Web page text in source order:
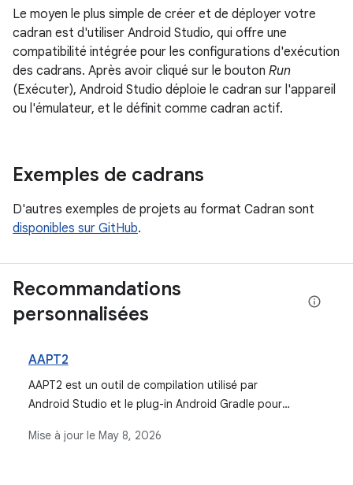
Le moyen le plus simple de créer et de déployer votre
cadran est d'utiliser Android Studio, qui offre une
compatibilité intégrée pour les configurations d'exécution
des cadrans. Après avoir cliqué sur le bouton Run
(Exécuter), Android Studio déploie le cadran sur l'appareil
ou l'émulateur, et le définit comme cadran actif.
Exemples de cadrans
D'autres exemples de projets au format Cadran sont
disponibles sur GitHub.
Recommandations
personnalisées
AAPT2
AAPT2 est un outil de compilation utilisé par
Android Studio et le plug-in Android Gradle pour
les optimisant dans un format binaire pour la plate-
Mise à jour le May 8, 2026